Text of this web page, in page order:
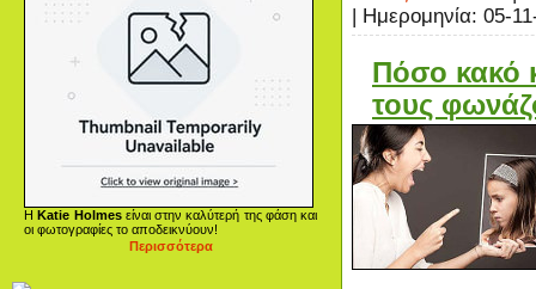
ΗKatie Holmesείναι στην καλύτερή της φάση και
οι φωτογραφίες το αποδεικνύουν!
Περισσότερα
| Ημερομηνία: 05-
Πόσο κακό
τους